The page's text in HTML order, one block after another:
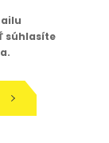
súhlasíte